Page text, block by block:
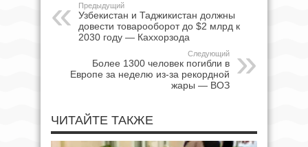
Предыдущий
Узбекистан и Таджикистан должны
довести товарооборот до $2 млрд к
2030 году — Каххорзода
Следующий
Более 1300 человек погибли в
Европе за неделю из-за рекордной
жары — ВОЗ
ЧИТАЙТЕ ТАКЖЕ